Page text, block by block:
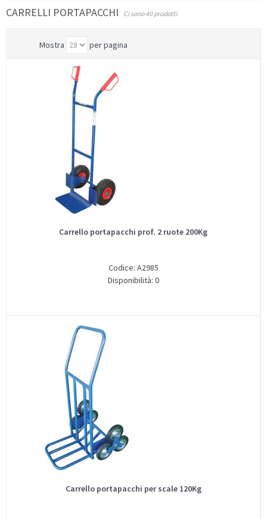
CARRELLI PORTAPACCHI Ci sono 40 prodotti.
Mostra per pagina
Carrello portapacchi prof. 2 ruote 200Kg
Codice: A2985
Disponibilità: 0
Carrello portapacchi per scale 120Kg